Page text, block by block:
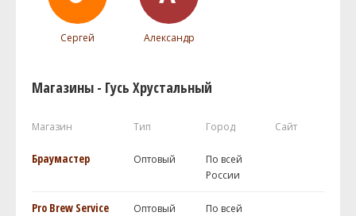
Сергей Александр
Магазины - Гусь Хрустальный
Магазин Тип Город Сайт
Браумастер Оптовый
По всей
России
Pro Brew Service Оптовый
По всей